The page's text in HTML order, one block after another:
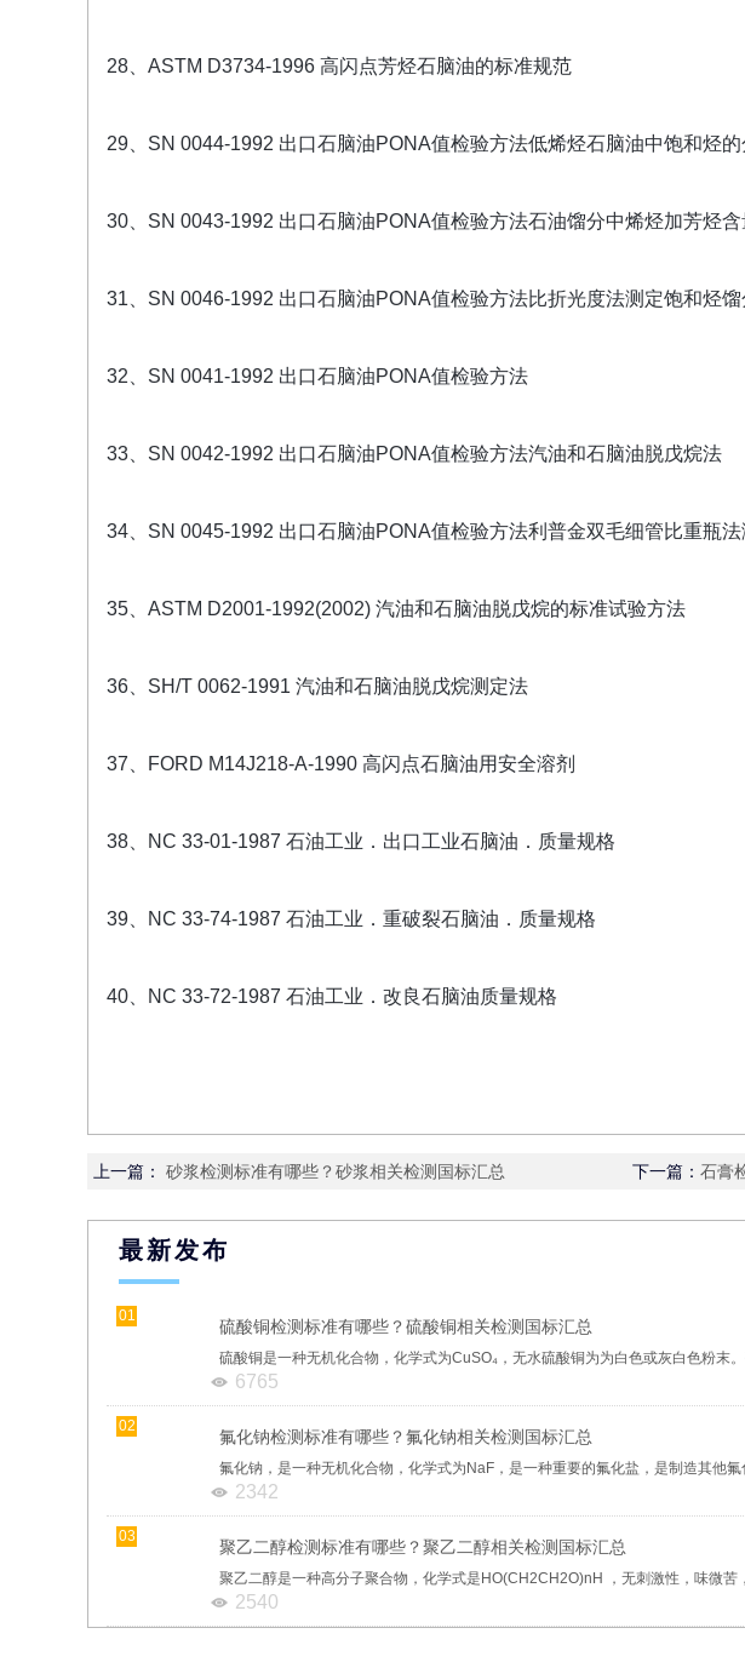
28、ASTM D3734-1996 高闪点芳烃石脑油的标准规范
29、SN 0044-1992 出口石脑油PONA值检验方法低烯烃石脑油中饱和烃
30、SN 0043-1992 出口石脑油PONA值检验方法石油馏分中烯烃加芳烃含
31、SN 0046-1992 出口石脑油PONA值检验方法比折光度法测定饱和烃
32、SN 0041-1992 出口石脑油PONA值检验方法
33、SN 0042-1992 出口石脑油PONA值检验方法汽油和石脑油脱戊烷法
34、SN 0045-1992 出口石脑油PONA值检验方法利普金双毛细管比重瓶
35、ASTM D2001-1992(2002) 汽油和石脑油脱戊烷的标准试验方法
36、SH/T 0062-1991 汽油和石脑油脱戊烷测定法
37、FORD M14J218-A-1990 高闪点石脑油用安全溶剂
38、NC 33-01-1987 石油工业．出口工业石脑油．质量规格
39、NC 33-74-1987 石油工业．重破裂石脑油．质量规格
40、NC 33-72-1987 石油工业．改良石脑油质量规格
上一篇： 砂浆检测标准有哪些？砂浆相关检测国标汇总 下一篇： 石膏
最新发布
01
硫酸铜检测标准有哪些？硫酸铜相关检测国标汇总
6765
02
氟化钠检测标准有哪些？氟化钠相关检测国标汇总
2342
03
聚乙二醇检测标准有哪些？聚乙二醇相关检测国标汇总
2540